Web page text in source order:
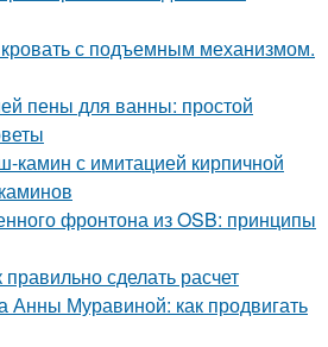
с подъемным механизмом.
пены для ванны: простой
камин с имитацией кирпичной
фронтона из OSB: принципы
сделать расчет
Анны Муравиной: как продвигать